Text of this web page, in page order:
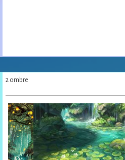
2 ombre